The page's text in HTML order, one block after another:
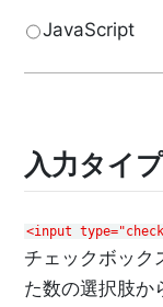
JavaScript
入力タイ
<input
チェックボック
た数の選択肢か